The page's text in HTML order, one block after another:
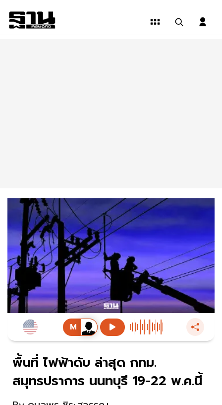
พื้นที่ ไฟฟ้าดับ ล่าสุด กทม.
สมุทรปราการ นนทบุรี 19-22 พ.ค.นี้